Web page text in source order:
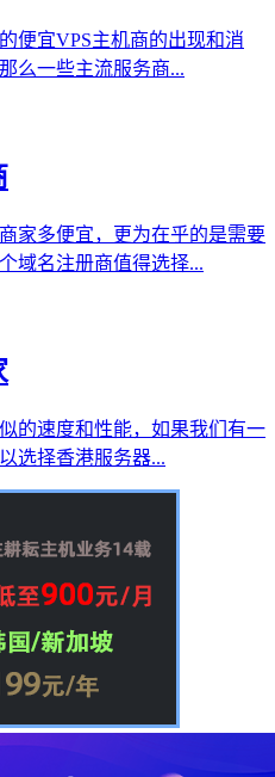
便宜VPS主机商的出现和消
么一些主流服务商...
家多便宜，更为在乎的是需要
域名注册商值得选择...
的速度和性能，如果我们有一
选择香港服务器...